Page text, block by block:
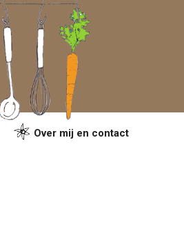
Over mij en contact